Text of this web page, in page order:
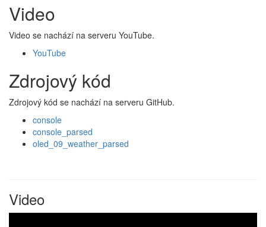
Video
Video se nachází na serveru YouTube.
YouTube
Zdrojový kód
Zdrojový kód se nachází na serveru GitHub.
console
console_parsed
oled_09_weather_parsed
Video